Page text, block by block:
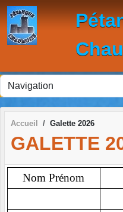
Accueil Galette 2026
GALETTE
Nom Prénom
Panneau de gestion des